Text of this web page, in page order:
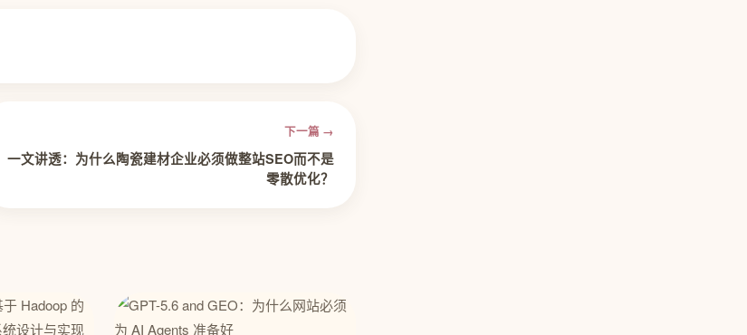
下一篇 →
一文讲透：为什么陶瓷建材企业必须做整站SEO而不是
零散优化？